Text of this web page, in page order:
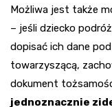
Możliwa jest także
– jeśli dziecko
dopisać ich dane
towarzyszącą,
dokument
jednoznacznie